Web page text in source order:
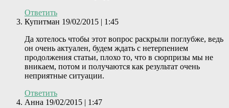
Ответить
Купитман 19/02/2015 | 1:45
Да хотелось чтобы этот вопрос раскрыли поглубже, ведь
он очень актуален, будем ждать с нетерпением
продолжения статьи, плохо то, что в сюрпризы мы не
вникаем, потом и получаются как результат очень
неприятные ситуации.
Ответить
Анна 19/02/2015 | 1:47